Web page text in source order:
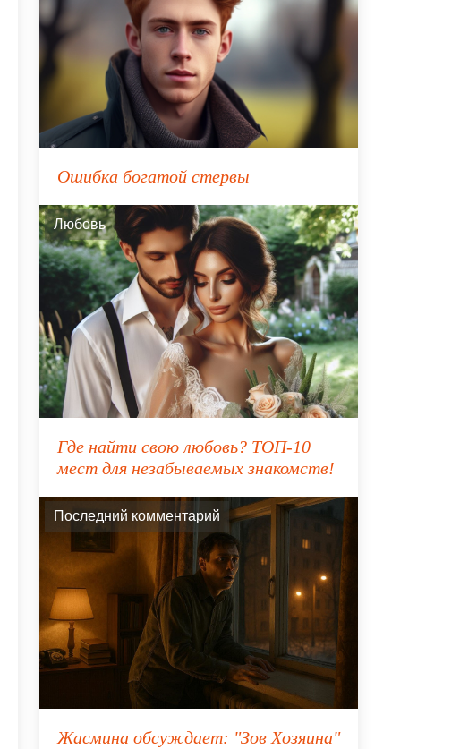
Ошибка богатой стервы
Любовь
Где найти свою любовь? ТОП-10
мест для незабываемых знакомств!
Последний комментарий
Жасмина обсуждает: "Зов Хозяина"